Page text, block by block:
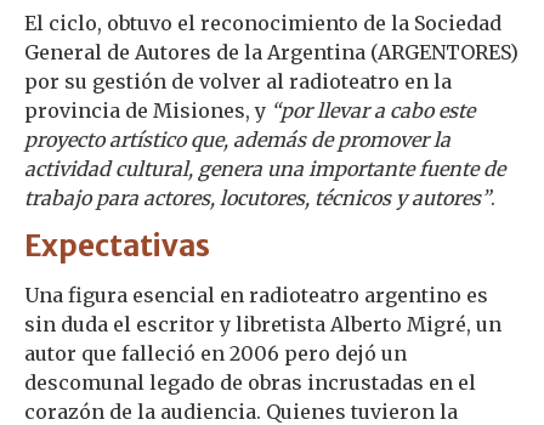
El ciclo, obtuvo el reconocimiento de la Sociedad
General de Autores de la Argentina (ARGENTORES)
por su gestión de volver al radioteatro en la
provincia de Misiones, y “por llevar a cabo este
proyecto artístico que, además de promover la
actividad cultural, genera una importante fuente de
trabajo para actores, locutores, técnicos y autores”.
Expectativas
Una figura esencial en radioteatro argentino es
sin duda el escritor y libretista Alberto Migré, un
autor que falleció en 2006 pero dejó un
descomunal legado de obras incrustadas en el
corazón de la audiencia. Quienes tuvieron la